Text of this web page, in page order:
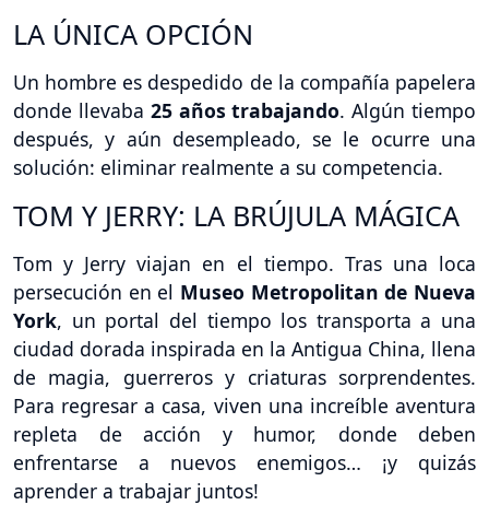
LA ÚNICA OPCIÓN
Un hombre es despedido de la compañía papelera
donde llevaba 25 años trabajando. Algún tiempo
después, y aún desempleado, se le ocurre una
solución: eliminar realmente a su competencia.
TOM Y JERRY: LA BRÚJULA MÁGICA
Tom y Jerry viajan en el tiempo. Tras una loca
persecución en el Museo Metropolitan de Nueva
York, un portal del tiempo los transporta a una
ciudad dorada inspirada en la Antigua China, llena
de magia, guerreros y criaturas sorprendentes.
Para regresar a casa, viven una increíble aventura
repleta de acción y humor, donde deben
enfrentarse a nuevos enemigos… ¡y quizás
aprender a trabajar juntos!